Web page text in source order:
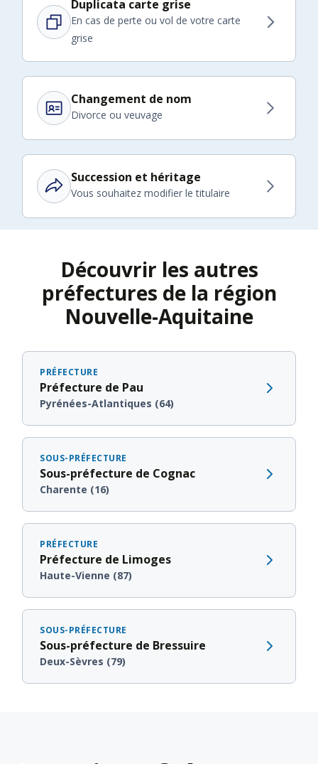
Duplicata carte grise
En cas de perte ou vol de votre carte
grise
Changement de nom
Divorce ou veuvage
Succession et héritage
Vous souhaitez modifier le titulaire
Découvrir les autres
préfectures de la région
Nouvelle-Aquitaine
PRÉFECTURE
Préfecture de Pau
Pyrénées-Atlantiques (64)
SOUS-PRÉFECTURE
Sous-préfecture de Cognac
Charente (16)
PRÉFECTURE
Préfecture de Limoges
Haute-Vienne (87)
SOUS-PRÉFECTURE
Sous-préfecture de Bressuire
Deux-Sèvres (79)